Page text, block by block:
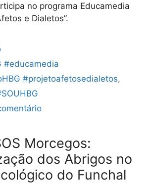
no programa Educamedia
e Dialetos”.
#educamedia
#projetoafetosedialetos,
Morcegos:
dos Abrigos no
do Funchal